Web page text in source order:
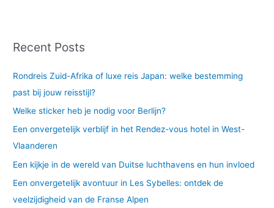
Recent Posts
Rondreis Zuid-Afrika of luxe reis Japan: welke bestemming
past bij jouw reisstijl?
Welke sticker heb je nodig voor Berlijn?
Een onvergetelijk verblijf in het Rendez-vous hotel in West-
Vlaanderen
Een kijkje in de wereld van Duitse luchthavens en hun invloed
Een onvergetelijk avontuur in Les Sybelles: ontdek de
veelzijdigheid van de Franse Alpen